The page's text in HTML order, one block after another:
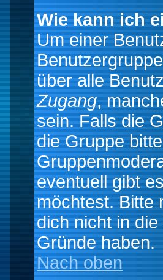
Wie kann ich
Um einer
über alle
Zugang,
sein. Falls die
die Gruppe
eventuell gibt
möchtest. Bitte
dich nicht in
Gründe haben.
Nach oben